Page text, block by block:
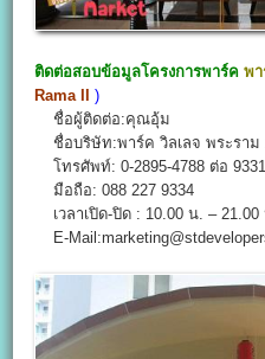
ติดต่อสอบข้อมูลโครงการพาร์ค พ
Rama II)
ชื่อผู้ติดต่อ:คุณอุ้ม
ชื่อบริษัท:พาร์ค วิลเลจ พระราม
โทรศัพท์: 0-2895-4788 ต่อ 9331
มือถือ: 088 227 9334
เวลาเปิด-ปิด : 10.00 น. – 21.00
E-